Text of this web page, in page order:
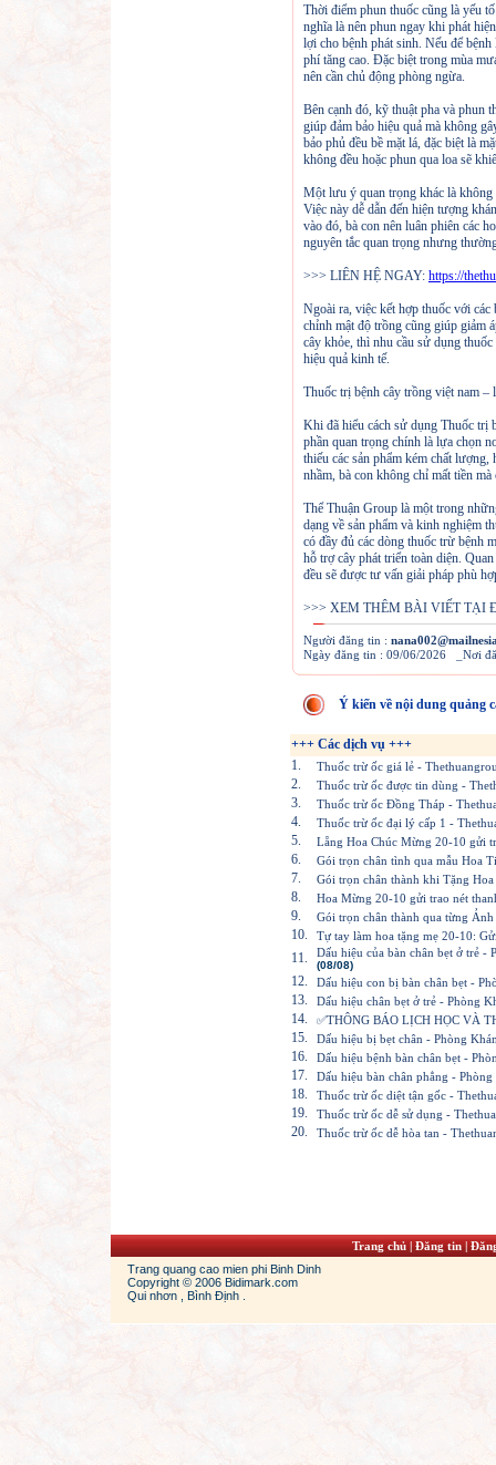
Thời điểm phun thuốc cũng là yếu
nghĩa là nên phun ngay khi phát
lợi cho bệnh phát sinh. Nếu để
phí tăng cao. Đặc biệt trong mùa
nên cần chủ động phòng ngừa.
Bên cạnh đó, kỹ thuật pha và phun
giúp đảm bảo hiệu quả mà không
bảo phủ đều bề mặt lá, đặc biệt là
không đều hoặc phun qua loa sẽ
Một lưu ý quan trọng khác là
Việc này dễ dẫn đến hiện tượng
vào đó, bà con nên luân phiên các
nguyên tắc quan trọng nhưng
>>> LIÊN HỆ NGAY: https://
Ngoài ra, việc kết hợp thuốc với
chỉnh mật độ trồng cũng giúp giảm
cây khỏe, thì nhu cầu sử dụng
hiệu quả kinh tế.
Thuốc trị bệnh cây trồng việt nam
Khi đã hiểu cách sử dụng Thuốc trị
phần quan trọng chính là lựa chọn
thiếu các sản phẩm kém chất
nhầm, bà con không chỉ mất tiền
Thể Thuận Group là một trong
dạng về sản phẩm và kinh nghiệm
có đầy đủ các dòng thuốc trừ bệnh
hỗ trợ cây phát triển toàn diện.
đều sẽ được tư vấn giải pháp phù
>>> XEM THÊM BÀI VIẾT TẠI
Người đăng tin :
Ngày đăng tin : 09/06/2026 _Nơi
Ý kiến về nội dung quảng
+++ Các dịch vụ +++
1.
Thuốc trừ ốc giá lẻ -
2. Thuốc trừ ốc được tin dùng -
3. Thuốc trừ ốc Đồng Tháp -
4. Thuốc trừ ốc đại lý cấp 1 -
5. Lẵng Hoa Chúc Mừng 20-10 gửi
6. Gói trọn chân tình qua mẫu Hoa
7. Gói trọn chân thành khi Tặng
8. Hoa Mừng 20-10 gửi trao nét
9. Gói trọn chân thành qua từng
10. Tự tay làm hoa tặng mẹ 20-10:
11. Dấu hiệu của bàn chân bẹt ở trẻ -
(08/08)
12. Dấu hiệu con bị bàn chân bẹt -
13. Dấu hiệu chân bẹt ở trẻ - Phòng
14. ✅THÔNG BÁO LỊCH HỌC VÀ
15. Dấu hiệu bị bẹt chân - Phòng
16. Dấu hiệu bệnh bàn chân bẹt -
17. Dấu hiệu bàn chân phẳng -
18. Thuốc trừ ốc diệt tận gốc -
19. Thuốc trừ ốc dễ sử dụng -
20. Thuốc trừ ốc dễ hòa tan -
Trang chủ|Đăng tin|
Trang quang cao mien phi Binh Dinh
Copyright © 2006 Bidimark.com
Qui nhơn , Bình Định .